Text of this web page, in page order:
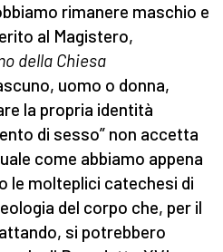
rimanere maschio e
al Magistero,
della Chiesa
uomo o donna,
la propria identità
di sesso” non accetta
come abbiamo appena
le molteplici catechesi di
del corpo che, per il
si potrebbero